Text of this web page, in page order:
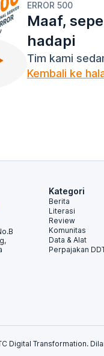
ERROR 500
Maaf,
hadapi
Tim kami
Kembali ke
Kategori
Berita
Literasi
Review
Komunitas
Data & Alat
Perpajakan
Digital Transformation.